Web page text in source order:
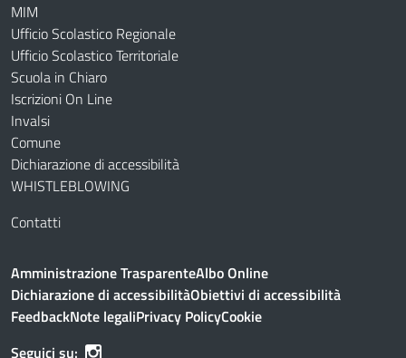
MIM
Ufficio Scolastico Regionale
Ufficio Scolastico Territoriale
Scuola in Chiaro
Iscrizioni On Line
Invalsi
Comune
Dichiarazione di accessibilità
WHISTLEBLOWING
Contatti
Amministrazione TrasparenteAlbo Online
Dichiarazione di accessibilitàObiettivi di accessibilità
FeedbackNote legaliPrivacy PolicyCookie
Seguici su: